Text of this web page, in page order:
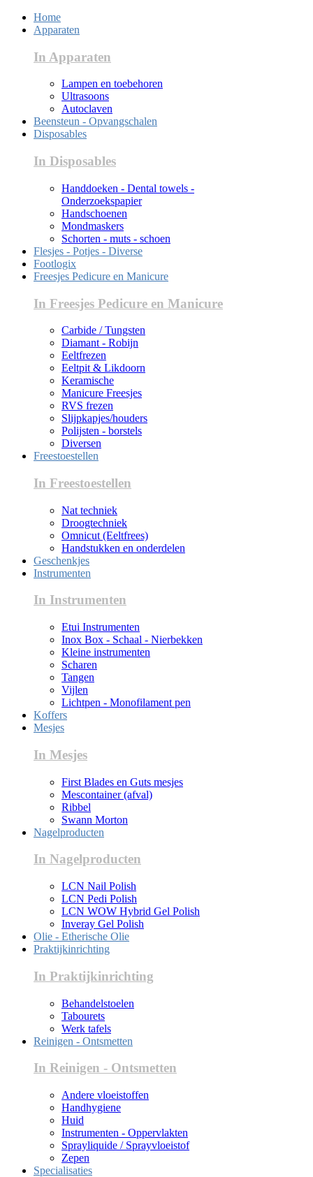
Home
Apparaten
In Apparaten
Lampen en toebehoren
Ultrasoons
Autoclaven
Beensteun - Opvangschalen
Disposables
In Disposables
Handdoeken - Dental towels -
Onderzoekspapier
Handschoenen
Mondmaskers
Schorten - muts - schoen
Flesjes - Potjes - Diverse
Footlogix
Freesjes Pedicure en Manicure
In Freesjes Pedicure en Manicure
Carbide / Tungsten
Diamant - Robijn
Eeltfrezen
Eeltpit & Likdoorn
Keramische
Manicure Freesjes
RVS frezen
Slijpkapjes/houders
Polijsten - borstels
Diversen
Freestoestellen
In Freestoestellen
Nat techniek
Droogtechniek
Omnicut (Eeltfrees)
Handstukken en onderdelen
Geschenkjes
Instrumenten
In Instrumenten
Etui Instrumenten
Inox Box - Schaal - Nierbekken
Kleine instrumenten
Scharen
Tangen
Vijlen
Lichtpen - Monofilament pen
Koffers
Mesjes
In Mesjes
First Blades en Guts mesjes
Mescontainer (afval)
Ribbel
Swann Morton
Nagelproducten
In Nagelproducten
LCN Nail Polish
LCN Pedi Polish
LCN WOW Hybrid Gel Polish
Inveray Gel Polish
Olie - Etherische Olie
Praktijkinrichting
In Praktijkinrichting
Behandelstoelen
Tabourets
Werk tafels
Reinigen - Ontsmetten
In Reinigen - Ontsmetten
Andere vloeistoffen
Handhygiene
Huid
Instrumenten - Oppervlakten
Sprayliquide / Sprayvloeistof
Zepen
Specialisaties